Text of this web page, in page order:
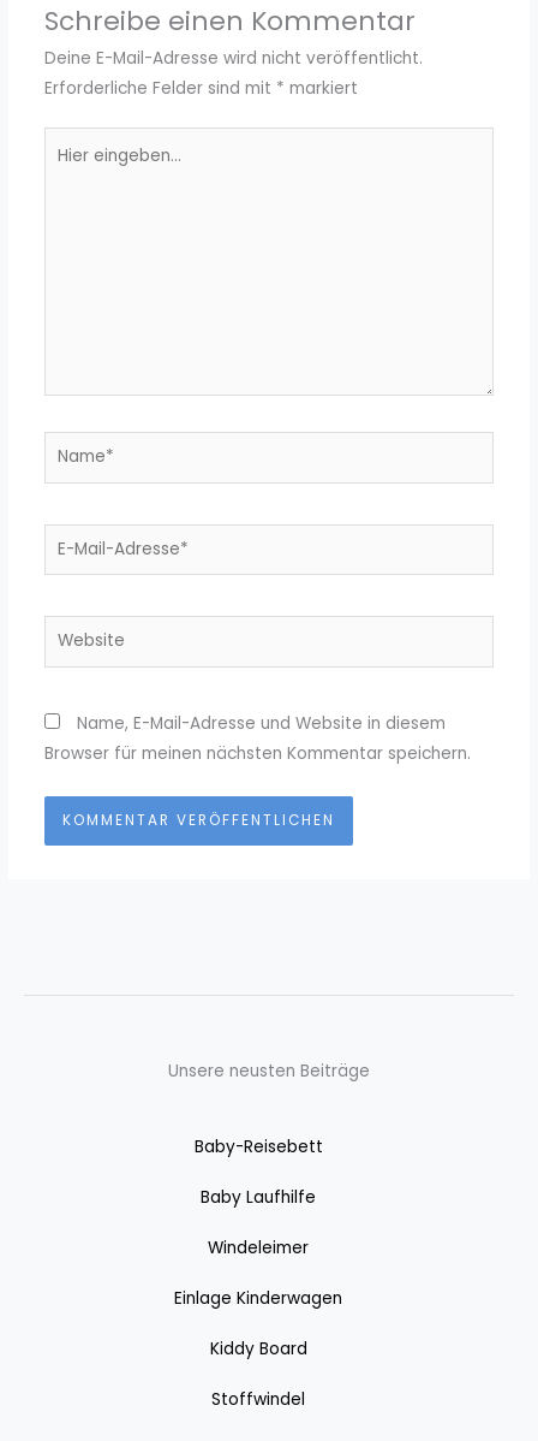
Schreibe einen Kommentar
Deine E-Mail-Adresse wird nicht veröffentlicht.
Erforderliche Felder sind mit * markiert
eingeben…
Name*
E-
Website
Name, E-Mail-Adresse und Website in diesem
Browser für meinen nächsten Kommentar speichern.
Unsere neusten Beiträge
Baby-Reisebett
Baby Laufhilfe
Windeleimer
Einlage Kinderwagen
Kiddy Board
Stoffwindel